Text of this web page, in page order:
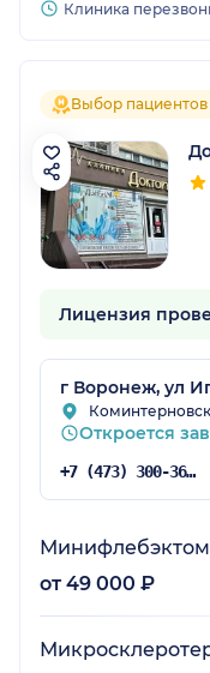
Клиника
Выбор пациентов
Лицензия
г Воронеж, ул
Откроется
+7 (473) 300-36-03
от 49 000 ₽